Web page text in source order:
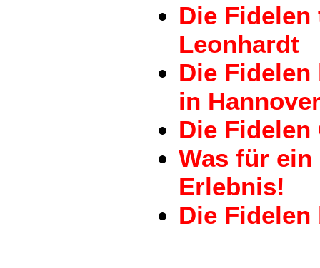
Die
Leonhardt
Die
in
Die Fidelen
Was für
Erlebnis!
Die